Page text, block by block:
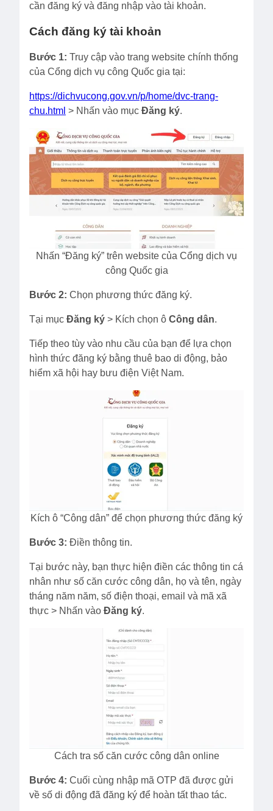
cần đăng ký và đăng nhập vào tài khoản.
Cách đăng ký tài khoản
Bước 1: Truy cập vào trang website chính thống
của Cổng dịch vụ công Quốc gia tại:
https://dichvucong.gov.vn/p/home/dvc-trang-
chu.html > Nhấn vào mục Đăng ký.
Nhấn “Đăng ký” trên website của Cổng dịch vụ
công Quốc gia
Bước 2: Chọn phương thức đăng ký.
Tại mục Đăng ký > Kích chọn ô Công dân.
Tiếp theo tùy vào nhu cầu của bạn để lựa chọn
hình thức đăng ký bằng thuê bao di động, bảo
hiểm xã hội hay bưu điện Việt Nam.
Kích ô “Công dân” để chọn phương thức đăng ký
Bước 3: Điền thông tin.
Tại bước này, bạn thực hiện điền các thông tin cá
nhân như số căn cước công dân, họ và tên, ngày
tháng năm năm, số điện thoại, email và mã xã
thực > Nhấn vào Đăng ký.
Cách tra số căn cước công dân online
Bước 4: Cuối cùng nhập mã OTP đã được gửi
về số di động đã đăng ký để hoàn tất thao tác.